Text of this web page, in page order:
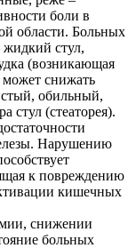
боли в
области. Больных
жидкий стул,
(возникающая
снижать
обильный,
стул (стеаторея).
Нарушению
к повреждению
кишечных
снижении
больных